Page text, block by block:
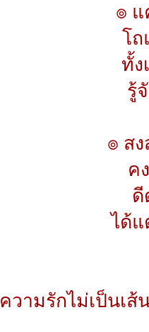
๏ แ
โถ
ทั้ง
รู้
๏ ส
ค
ดี
ได้
ความรักไม่เป็นเ